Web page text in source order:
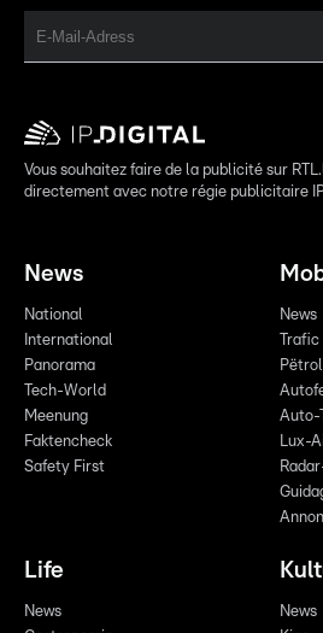
Vous souhaitez faire de la publicité sur
directement avec notre régie publicitaire
News
National
International
Panorama
Tech-World
Meenung
Faktencheck
Safety First
News
Trafic
Auto-
Lux-
Life
News
News